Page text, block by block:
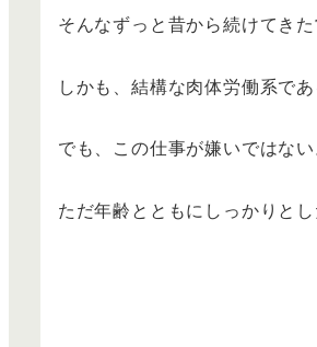
そんなずっと昔から続けてき
しかも、結構な肉体労働系で
でも、この仕事が嫌いではない
ただ年齢とともにしっかりと